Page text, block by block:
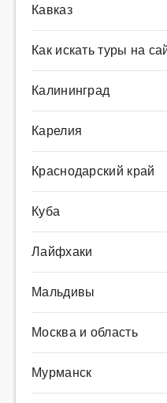
Кавказ
Как искать туры на
Калининград
Карелия
Краснодарский край
Куба
Лайфхаки
Мальдивы
Москва и область
Мурманск